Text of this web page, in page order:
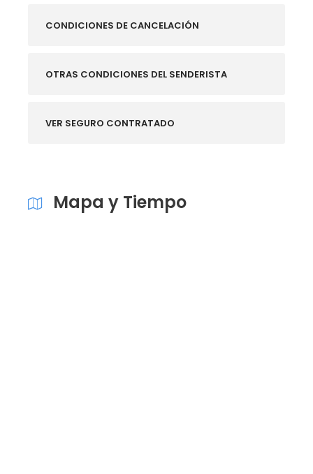
CONDICIONES DE CANCELACIÓN
OTRAS CONDICIONES DEL SENDERISTA
VER SEGURO CONTRATADO
Mapa y Tiempo